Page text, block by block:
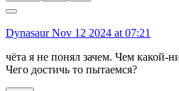
DynasaurNov 12 2024 at 07:21
чёта я не понял зачем. Чем какой-
Чего достичь то пытаемся?